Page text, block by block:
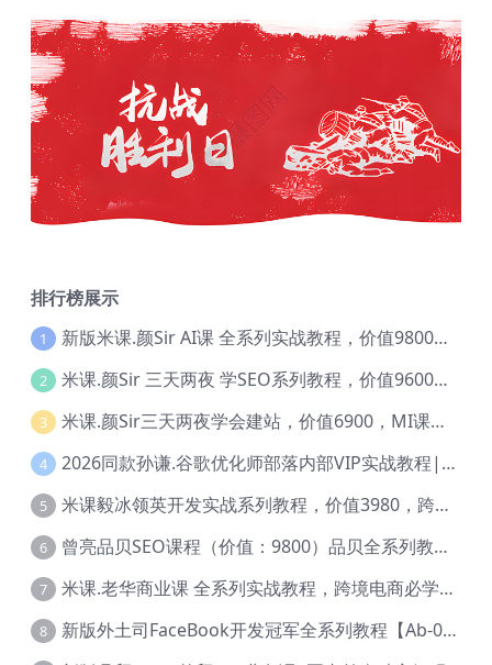
排行榜展示
1 新版米课.颜Sir AI课 全系列实战教程，价值9800，跨境首选！【Ag-0052】
2 米课.颜Sir 三天两夜 学SEO系列教程，价值9600元，跨境人都在学 【Ag-0056】
3 米课.颜Sir三天两夜学会建站，价值6900，MI课甄选课程 【Ag-0055】
4 2026同款孙谦.谷歌优化师部落内部VIP实战教程|价值4999元全网独家解码（官方报名版本）【@034】
5 米课毅冰领英开发实战系列教程，价值3980，跨境必选【Ag-0049】
6 曾亮品贝SEO课程（价值：9800）品贝全系列教程 【Ab-0022】
7 米课.老华商业课 全系列实战教程，跨境电商必学，价值16900元【Ag-0053】
8 新版外土司FaceBook开发冠军全系列教程【Ab-0021】